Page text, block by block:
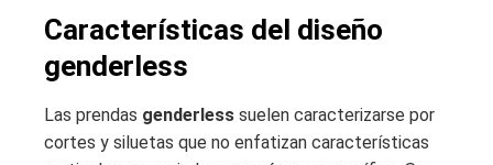
Características del diseño
genderless
Las prendas genderless suelen caracterizarse por
cortes y siluetas que no enfatizan características